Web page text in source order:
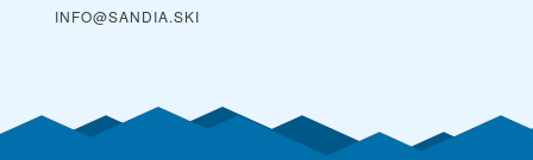
INFO@SANDIA.SKI